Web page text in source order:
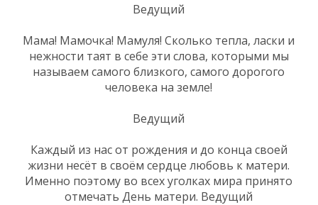
Ведущий
Мама! Мамочка! Мамуля! Сколько тепла, ласки и
нежности таят в себе эти слова, которыми мы
называем самого близкого, самого дорогого
человека на земле!
Ведущий
Каждый из нас от рождения и до конца своей
жизни несёт в своём сердце любовь к матери.
Именно поэтому во всех уголках мира принято
отмечать День матери. Ведущий